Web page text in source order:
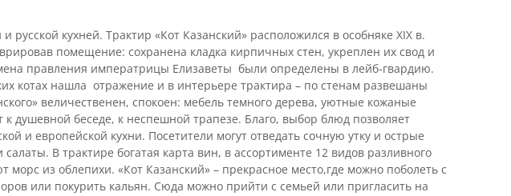
русской кухней. Трактир «Кот Казанский» расположился в особняке XIX в.
помещение: сохранена кладка кирпичных стен, укреплен их свод и
правления императрицы Елизаветы были определены в лейб-гвардию.
котах нашла отражение и в интерьере трактира – по стенам развешаны
величественен, спокоен: мебель темного дерева, уютные кожаные
душевной беседе, к неспешной трапезе. Благо, выбор блюд позволяет
и европейской кухни. Посетители могут отведать сочную утку и острые
В трактире богатая карта вин, в ассортименте 12 видов разливного
из облепихи. «Кот Казанский» – прекрасное место,где можно поболеть с
или покурить кальян. Сюда можно прийти с семьей или пригласить на